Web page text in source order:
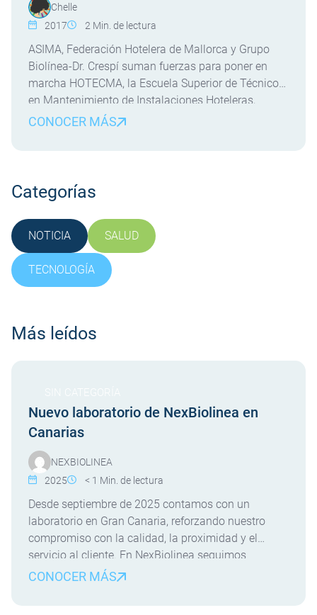
Chelle
2017
2 Min. de lectura
ASIMA, Federación Hotelera de Mallorca y Grupo
Biolínea-Dr. Crespí suman fuerzas para poner en
marcha HOTECMA, la Escuela Superior de Técnicos
en Mantenimiento de Instalaciones Hoteleras,
iniciativa pionera en el mundo. El presidente de la
Inmaculada Benito; […]
CONOCER MÁS
Categorías
NOTICIA SALUD
TECNOLOGÍA
Más leídos
Nuevo laboratorio de NexBiolinea en
Canarias
NEXBIOLINEA
2025
< 1 Min. de lectura
Desde septiembre de 2025 contamos con un
laboratorio en Gran Canaria, reforzando nuestro
compromiso con la calidad, la proximidad y el
servicio al cliente. En NexBiolinea seguimos
avanzando en nuestra estrategia de crecimiento y
CONOCER MÁS